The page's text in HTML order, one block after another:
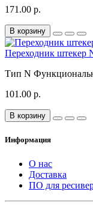
171.00 р.
В корзину
Переходник штекер
Тип N
101.00 р.
В корзину
Информация
О нас
Доставка
ПО для